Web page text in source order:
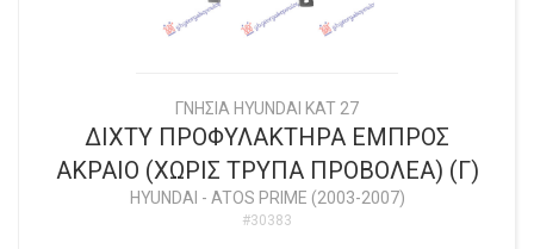
ΓΝΗΣΙΑ HYUNDAI KAT 27
ΔΙΧΤΥ ΠΡΟΦΥΛΑΚΤΗΡΑ ΕΜΠΡΟΣ
ΑΚΡΑΙΟ (ΧΩΡΙΣ ΤΡΥΠΑ ΠΡΟΒΟΛΕΑ) (Γ)
HYUNDAI - ATOS PRIME (2003-2007)
#30383